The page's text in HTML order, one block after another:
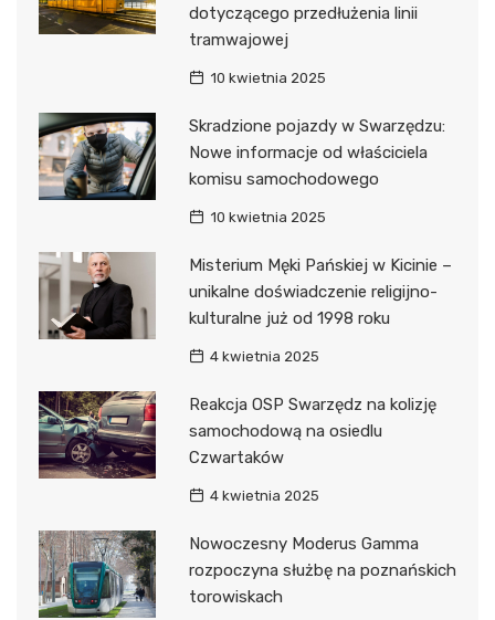
dotyczącego przedłużenia linii
tramwajowej
10 kwietnia 2025
Skradzione pojazdy w Swarzędzu:
Nowe informacje od właściciela
komisu samochodowego
10 kwietnia 2025
Misterium Męki Pańskiej w Kicinie –
unikalne doświadczenie religijno-
kulturalne już od 1998 roku
4 kwietnia 2025
Reakcja OSP Swarzędz na kolizję
samochodową na osiedlu
Czwartaków
4 kwietnia 2025
Nowoczesny Moderus Gamma
rozpoczyna służbę na poznańskich
torowiskach